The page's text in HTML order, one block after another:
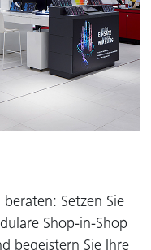
beraten: Setzen Sie
Shop-in-Shop
begeistern Sie Ihre